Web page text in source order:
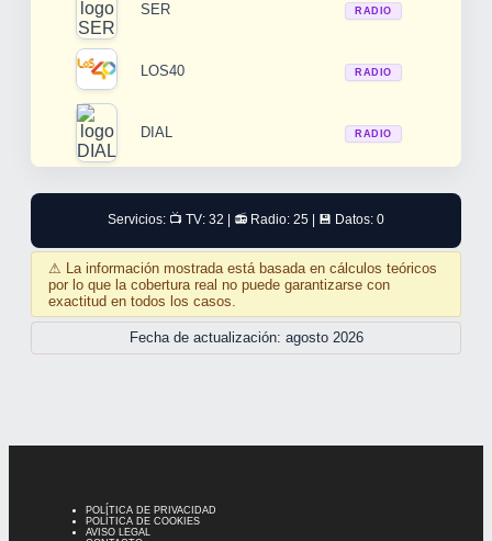
SER RADIO
LOS40 RADIO
DIAL RADIO
Servicios: 📺 TV: 32 | 📻 Radio: 25 | 💾 Datos: 0
⚠
La información mostrada está basada en cálculos teóricos
por lo que la cobertura real no puede garantizarse con
exactitud en todos los casos.
Fecha de actualización: agosto 2026
POLÍTICA DE PRIVACIDAD
POLÍTICA DE COOKIES
AVISO LEGAL